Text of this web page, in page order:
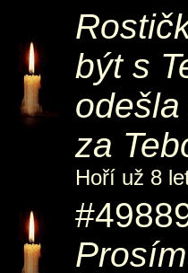
být s
za
Hoří už 8